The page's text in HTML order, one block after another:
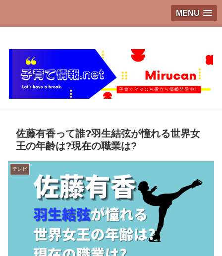
MENU
佐藤有香って誰?羽生結弦が憧れる世界女
王の年齢は?現在の職業は?
テレビ